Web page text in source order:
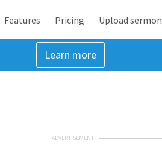
Features Pricing Upload sermon
Learn more
ADVERTISEMENT